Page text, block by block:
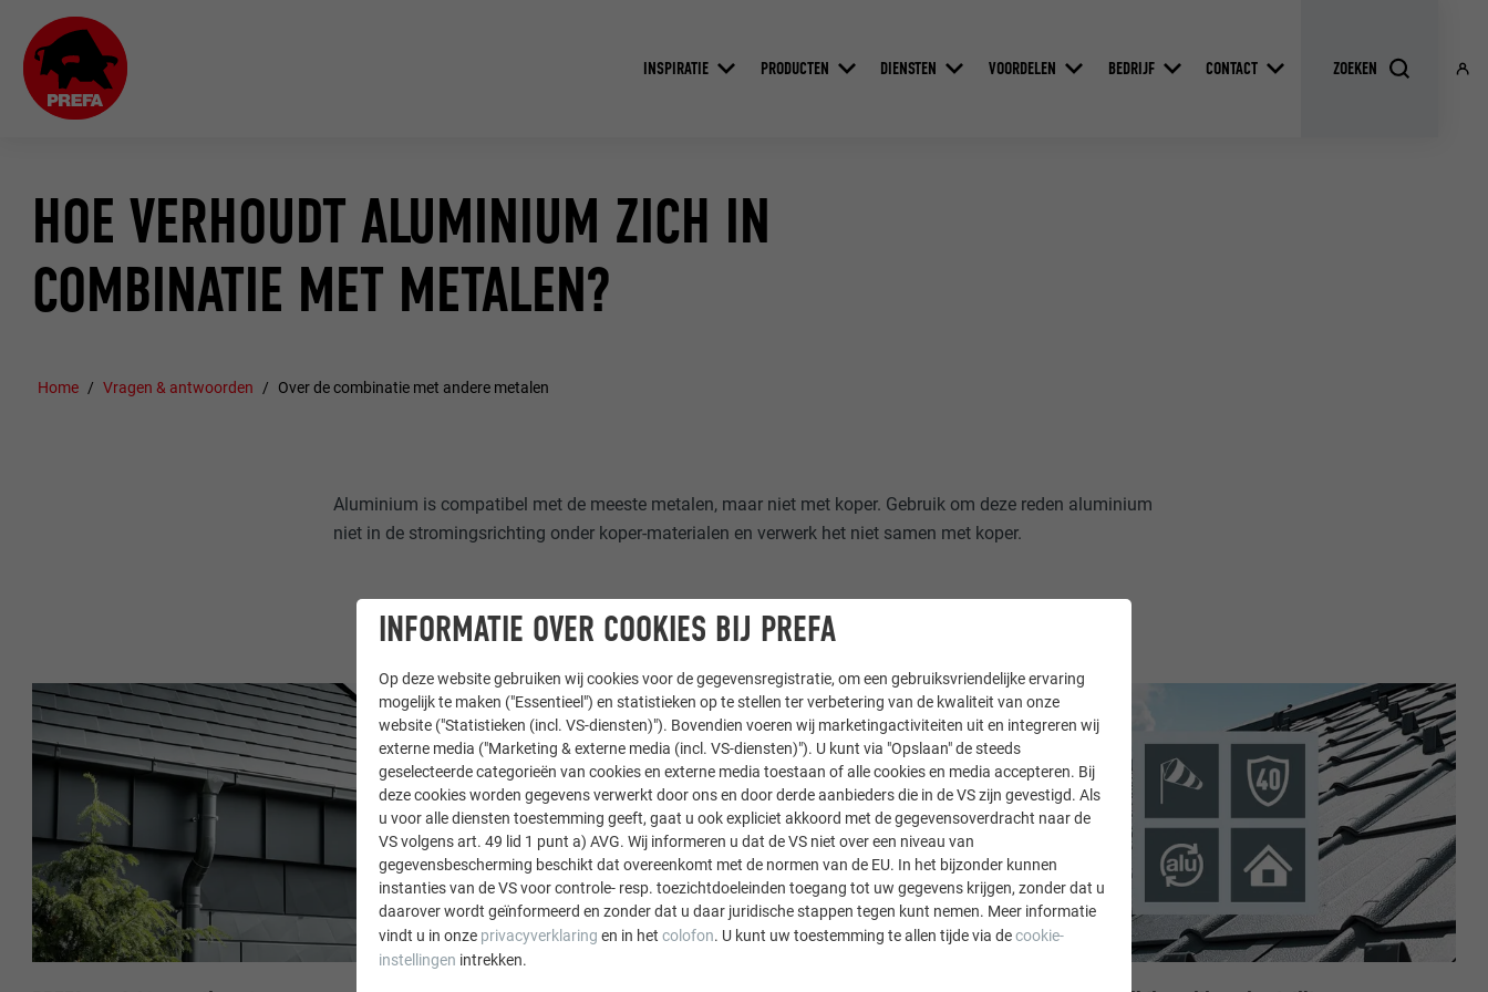
INSPIRATIE PRODUCTEN DIENSTEN VOORDELEN BEDRIJF CONTACT
HOE VERHOUDT ALUMINIUM ZICH IN
COMBINATIE MET METALEN?
Home Vragen & antwoorden Over de combinatie met andere metalen
Aluminium is compatibel met de meeste metalen, maar niet met koper. Gebruik om deze reden aluminium
niet in de stromingsrichting onder koper-materialen en verwerk het niet samen met koper.
INFORMATIE OVER COOKIES BIJ PREFA
Op deze website gebruiken wij cookies voor de gegevensregistratie, om een gebruiksvriendelijke ervaring
mogelijk te maken ("Essentieel") en statistieken op te stellen ter verbetering van de kwaliteit van onze
website ("Statistieken (incl. VS-diensten)"). Bovendien voeren wij marketingactiviteiten uit en integreren wij
externe media ("Marketing & externe media (incl. VS-diensten)"). U kunt via "Opslaan" de steeds
geselecteerde categorieën van cookies en externe media toestaan of alle cookies en media accepteren. Bij
deze cookies worden gegevens verwerkt door ons en door derde aanbieders die in de VS zijn gevestigd. Als
u voor alle diensten toestemming geeft, gaat u ook expliciet akkoord met de gegevensoverdracht naar de
VS volgens art. 49 lid 1 punt a) AVG. Wij informeren u dat de VS niet over een niveau van
gegevensbescherming beschikt dat overeenkomt met de normen van de EU. In het bijzonder kunnen
instanties van de VS voor controle- resp. toezichtdoeleinden toegang tot uw gegevens krijgen, zonder dat u
daarover wordt geïnformeerd en zonder dat u daar juridische stappen tegen kunt nemen. Meer informatie
vindt u in onze privacyverklaring en in het colofon. U kunt uw toestemming te allen tijde via decookie-
instellingen intrekken.